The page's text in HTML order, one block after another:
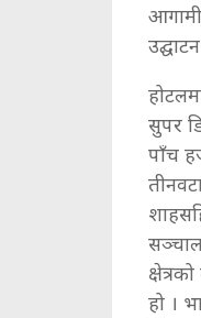
सुपर
पाँच
हो ।